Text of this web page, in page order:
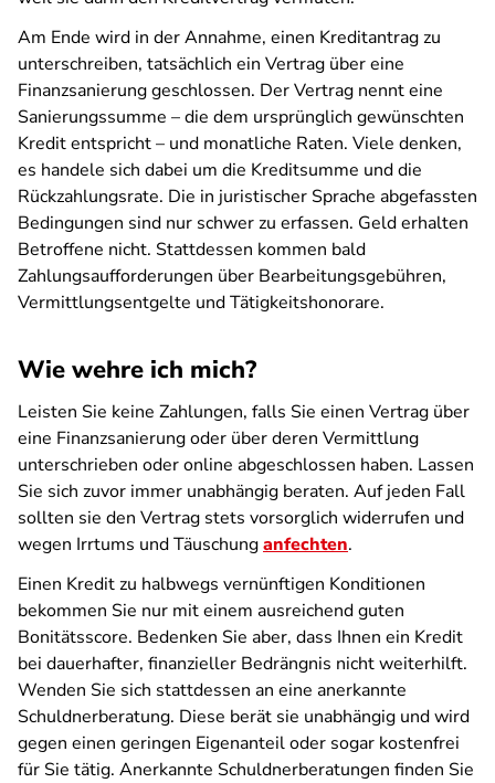
Am Ende wird in der Annahme, einen Kreditantrag zu
unterschreiben, tatsächlich ein Vertrag über eine
Finanzsanierung geschlossen. Der Vertrag nennt eine
Sanierungssumme – die dem ursprünglich gewünschten
Kredit entspricht – und monatliche Raten. Viele denken,
es handele sich dabei um die Kreditsumme und die
Rückzahlungsrate. Die in juristischer Sprache abgefassten
Bedingungen sind nur schwer zu erfassen. Geld erhalten
Betroffene nicht. Stattdessen kommen bald
Zahlungsaufforderungen über Bearbeitungsgebühren,
Vermittlungsentgelte und Tätigkeitshonorare.
Wie wehre ich mich?
Leisten Sie keine Zahlungen, falls Sie einen Vertrag über
eine Finanzsanierung oder über deren Vermittlung
unterschrieben oder online abgeschlossen haben. Lassen
Sie sich zuvor immer unabhängig beraten. Auf jeden Fall
sollten sie den Vertrag stets vorsorglich widerrufen und
wegen Irrtums und Täuschunganfechten.
Einen Kredit zu halbwegs vernünftigen Konditionen
bekommen Sie nur mit einem ausreichend guten
Bonitätsscore. Bedenken Sie aber, dass Ihnen ein Kredit
bei dauerhafter, finanzieller Bedrängnis nicht weiterhilft.
Wenden Sie sich stattdessen an eine anerkannte
Schuldnerberatung. Diese berät sie unabhängig und wird
gegen einen geringen Eigenanteil oder sogar kostenfrei
für Sie tätig. Anerkannte Schuldnerberatungen finden Sie